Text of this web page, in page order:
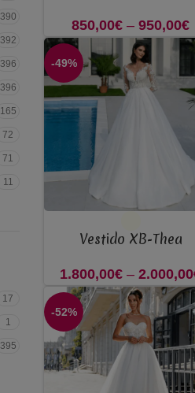
390
392
396
396
165
72
71
11
17
1
395
850,00€ – 950,00€
-49%
Vestido XB-Thea
1.800,00€ – 2.000,00
-52%